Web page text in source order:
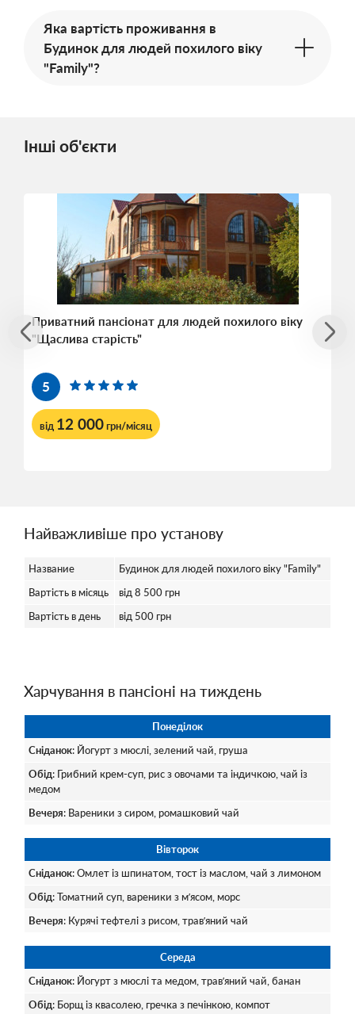
Яка вартість проживання в
Будинок для людей похилого віку
"Family"?
Інші об'єкти
Приватний пансіонат для людей похилого віку
"Щаслива старість"
5
від 12 000грн/місяц
Найважливіше про установу
Название
Будинок для людей похилого віку "Family"
Вартість в місяць
від 8 500 грн
Вартість в день
від 500 грн
Харчування в пансіоні на тиждень
Понеділок
Сніданок: Йогурт з мюслі, зелений чай, груша
Обід: Грибний крем-суп, рис з овочами та індичкою, чай із
медом
Вечеря: Вареники з сиром, ромашковий чай
Вівторок
Сніданок: Омлет із шпинатом, тост із маслом, чай з лимоном
Обід: Томатний суп, вареники з м’ясом, морс
Вечеря: Курячі тефтелі з рисом, трав’яний чай
Середа
Сніданок: Йогурт з мюслі та медом, трав’яний чай, банан
Обід: Борщ із квасолею, гречка з печінкою, компот